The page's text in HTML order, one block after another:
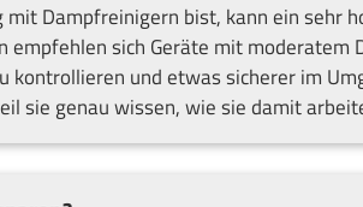
Dampfreinigern bist, kann ein sehr
empfehlen sich Geräte mit moderatem
kontrollieren und etwas sicherer im
sie genau wissen, wie sie damit